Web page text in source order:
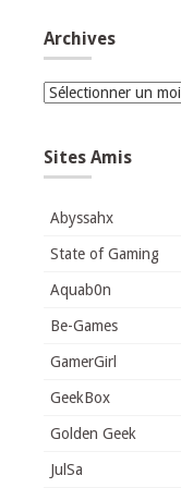
Archives
Archives
Sites Amis
Abyssahx
State of Gaming
Aquab0n
Be-Games
GamerGirl
GeekBox
Golden Geek
JulSa